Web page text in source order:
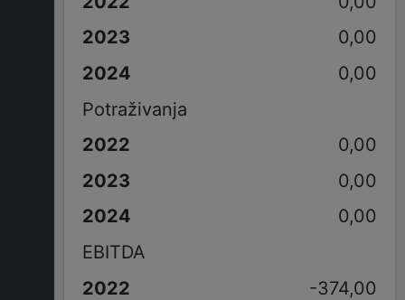
0,00
0,00
Potraživanja
0,00
0,00
0,00
EBITDA
-374,00